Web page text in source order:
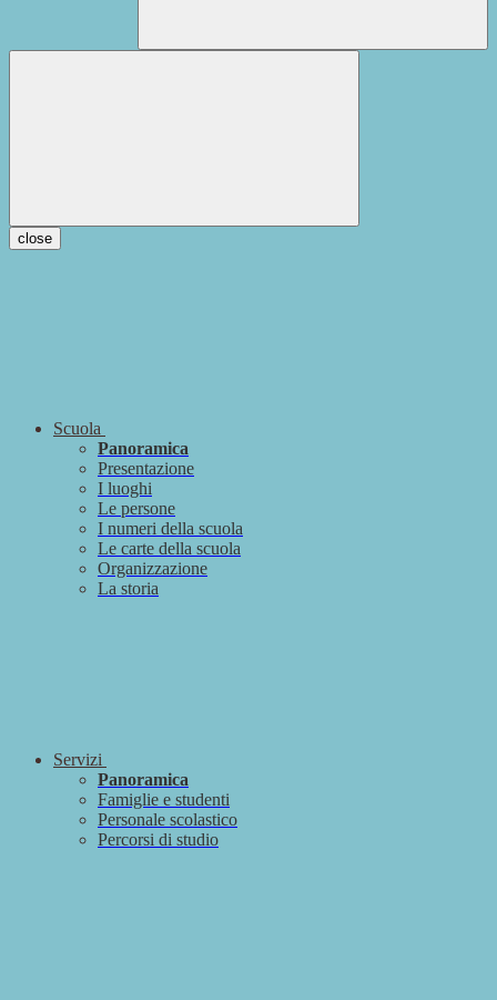
close
Scuola
Panoramica
Presentazione
I luoghi
Le persone
I numeri della scuola
Le carte della scuola
Organizzazione
La storia
Servizi
Panoramica
Famiglie e studenti
Personale scolastico
Percorsi di studio